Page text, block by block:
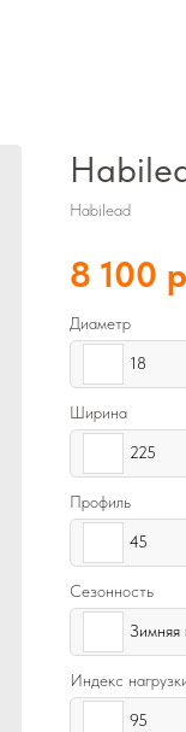
Habilead
8 100
Диаметр
18
Ширина
225
Профиль
45
Сезонность
Зимняя
Индекс
95